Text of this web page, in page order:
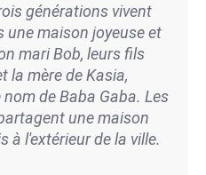
générations vivent
une maison joyeuse et
mari Bob, leurs fils
la mère de Kasia,
de Baba Gaba. Les
une maison
à l'extérieur de la ville.